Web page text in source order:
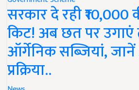
सरकार दे रही ₹10,000
किट! अब छत पर उगाएं
ऑर्गेनिक सब्जियां,
प्रक्रिया..